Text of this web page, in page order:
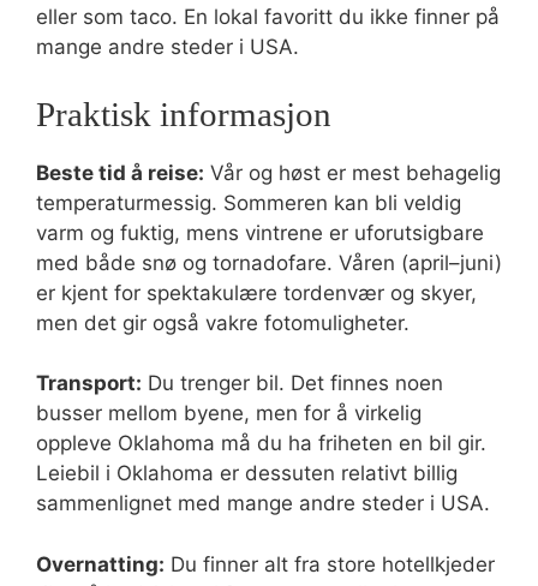
eller som taco. En lokal favoritt du ikke finner på
mange andre steder i USA.
Praktisk informasjon
Beste tid å reise: Vår og høst er mest behagelig
temperaturmessig. Sommeren kan bli veldig
varm og fuktig, mens vintrene er uforutsigbare
med både snø og tornadofare. Våren (april–juni)
er kjent for spektakulære tordenvær og skyer,
men det gir også vakre fotomuligheter.
Transport: Du trenger bil. Det finnes noen
busser mellom byene, men for å virkelig
oppleve Oklahoma må du ha friheten en bil gir.
Leiebil i Oklahoma er dessuten relativt billig
sammenlignet med mange andre steder i USA.
Overnatting: Du finner alt fra store hotellkjeder